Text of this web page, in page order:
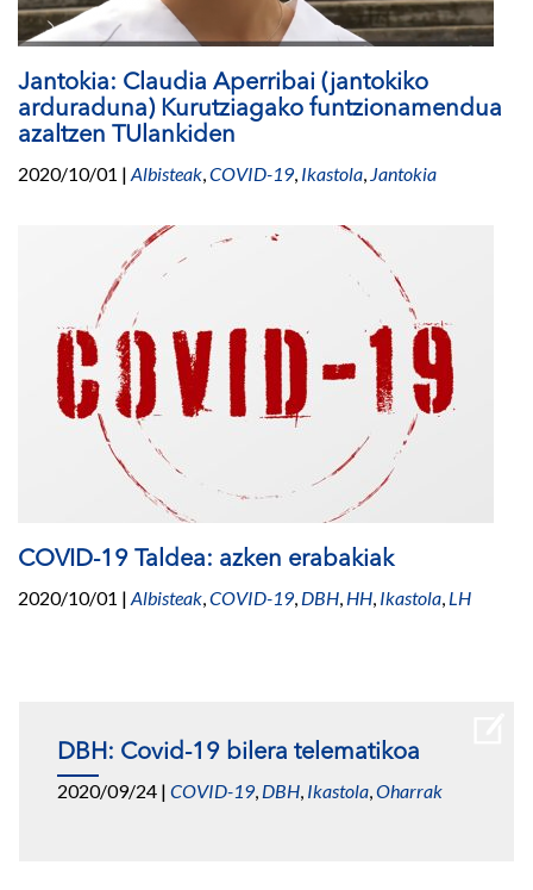
Jantokia: Claudia Aperribai (jantokiko
arduraduna) Kurutziagako funtzionamendua
azaltzen TUlankiden
2020/10/01 | Albisteak,COVID-19, Ikastola, Jantokia
COVID-19 Taldea: azken erabakiak
2020/10/01 | Albisteak,COVID-19, DBH, HH, Ikastola, LH
DBH: Covid-19 bilera telematikoa
2020/09/24 | COVID-19, DBH, Ikastola,Oharrak